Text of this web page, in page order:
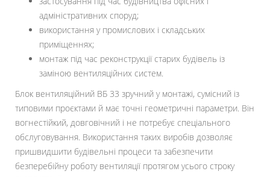
адміністративних споруд;
використання у промислових і складських
приміщеннях;
монтаж під час реконструкції старих будівель із
заміною вентиляційних систем.
Блок вентиляційний ВБ 33 зручний у монтажі, сумісний із
типовими проєктами й має точні геометричні параметри. Він
вогнестійкий, довговічний і не потребує спеціального
обслуговування. Використання таких виробів дозволяє
пришвидшити будівельні процеси та забезпечити
безперебійну роботу вентиляції протягом усього строку